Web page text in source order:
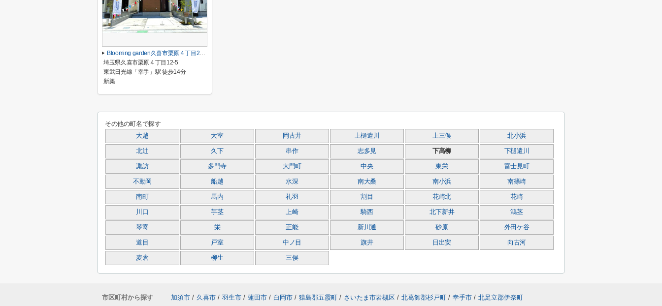
Blooming garden久喜市栗原４丁目2号棟
埼玉県久喜市栗原４丁目12-5
東武日光線「幸手」駅 徒歩14分
新築
その他の町名で探す
大越 大室 岡古井 上樋遣川 上三俣 北小浜
北辻 久下 串作 志多見 下高柳 下樋遣川
諏訪 多門寺 大門町 中央 東栄 富士見町
不動岡 船越 水深 南大桑 南小浜 南篠崎
南町 馬内 礼羽 割目 花崎北 花崎
川口 芋茎 上崎 騎西 北下新井 鴻茎
琴寄 栄 正能 新川通 砂原 外田ケ谷
道目 戸室 中ノ目 旗井 日出安 向古河
麦倉 柳生 三俣
市区町村から探す 加須市 / 久喜市 / 羽生市 / 蓮田市 / 白岡市 / 猿島郡五霞町 / さいたま市岩槻区 / 北葛飾郡杉戸町 / 幸手市 / 北足立郡伊奈町